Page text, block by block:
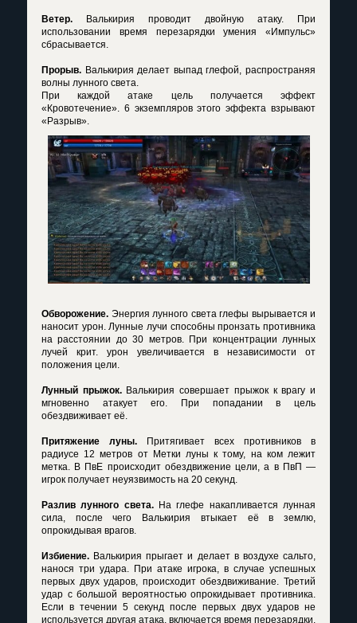
Ветер. Валькирия проводит двойную атаку. При
использовании время перезарядки умения «Импульс»
сбрасывается.
Прорыв. Валькирия делает выпад глефой, распространяя
волны лунного света.
При каждой атаке цель получается эффект
«Кровотечение». 6 экземпляров этого эффекта взрывают
«Разрыв».
Обворожение. Энергия лунного света глефы вырывается и
наносит урон. Лунные лучи способны пронзать противника
на расстоянии до 30 метров. При концентрации лунных
лучей крит. урон увеличивается в независимости от
положения цели.
Лунный прыжок.Валькирия совершает прыжок к врагу и
мгновенно атакует его. При попадании в цель
обездвиживает её.
Притяжение луны. Притягивает всех противников в
радиусе 12 метров от Метки луны к тому, на ком лежит
метка. В ПвЕ происходит обездвижение цели, а в ПвП —
игрок получает неуязвимость на 20 секунд.
Разлив лунного света.На глефе накапливается лунная
сила, после чего Валькирия втыкает её в землю,
опрокидывая врагов.
Избиение. Валькирия прыгает и делает в воздухе сальто,
нанося три удара. При атаке игрока, в случае успешных
первых двух ударов, происходит обездвиживание. Третий
удар с большой вероятностью опрокидывает противника.
Если в течении 5 секунд после первых двух ударов не
используется другая атака, включается время перезарядки.